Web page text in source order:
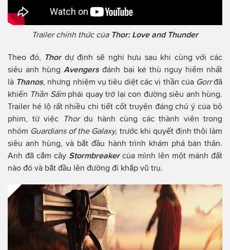
Trailer chính thức của Thor: Love and Thunder
Theo đó, Thor dự định sẽ nghỉ hưu sau khi cùng với các
siêu anh hùng Avengersđánh bại kẻ thù nguy hiểm nhất
là Thanos, nhưng nhiệm vụ tiêu diệt các vị thần của Gorrđã
khiến Thần Sấm phải quay trở lại con đường siêu anh hùng.
Trailer hé lộ rất nhiều chi tiết cốt truyện đáng chú ý của bộ
phim, từ việc
Thor du hành cùng các thành viên trong
nhóm Guardians of the Galaxy, trước khi quyết định thôi làm
siêu anh hùng, và bắt đầu hành trình khám phá bản thân.
Anh đã cắm cây Stormbreakercủa mình lên một mảnh đất
nào đó và bắt đầu lên đường đi khắp vũ trụ.